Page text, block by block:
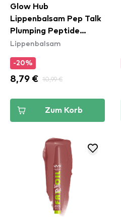
Glow Hub
Lippenbalsam Pep Talk
Plumping Peptide
Rescue Balm -
Lippenbalsam
-20%
8,79 € 10,99 €
Zum Korb